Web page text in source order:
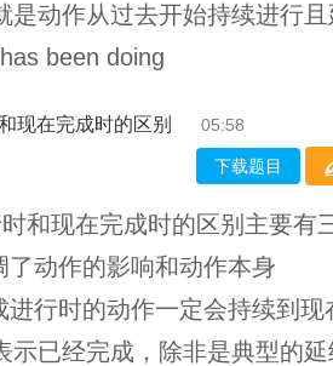
是动作从过去开始持续进行
been doing
现在完成时的区别 05:58
下载题目
和现在完成时的区别主要有
了动作的影响和动作本身
进行时的动作一定会持续到现
示已经完成，除非是典型的